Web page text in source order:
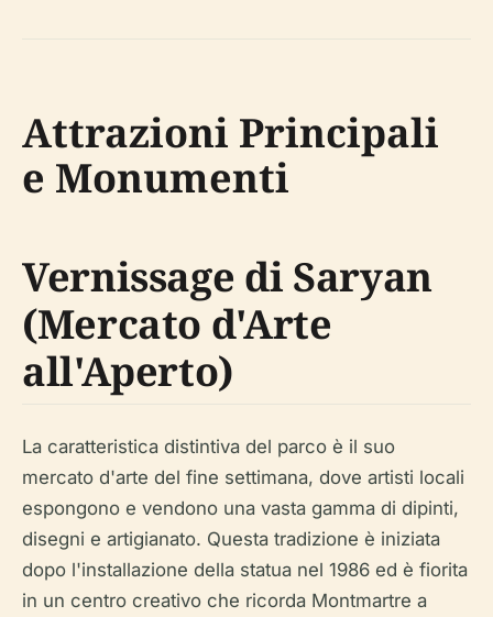
Attrazioni Principali
e Monumenti
Vernissage di Saryan
(Mercato d'Arte
all'Aperto)
La caratteristica distintiva del parco è il suo
mercato d'arte del fine settimana, dove artisti locali
espongono e vendono una vasta gamma di dipinti,
disegni e artigianato. Questa tradizione è iniziata
dopo l'installazione della statua nel 1986 ed è fiorita
in un centro creativo che ricorda Montmartre a